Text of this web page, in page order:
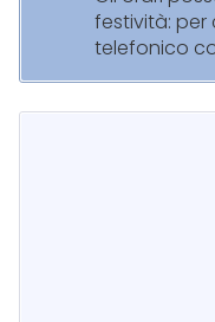
festività: per
telefonico